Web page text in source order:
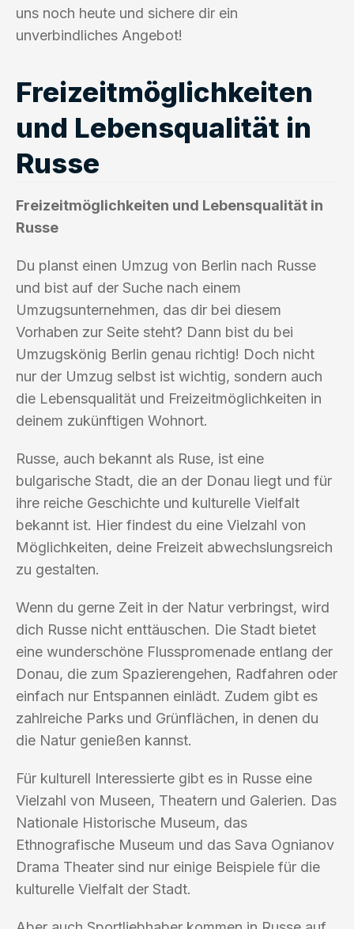
uns noch heute und sichere dir ein
unverbindliches Angebot!
Freizeitmöglichkeiten
und Lebensqualität in
Russe
Freizeitmöglichkeiten und Lebensqualität in
Russe
Du planst einen Umzug von Berlin nach Russe
und bist auf der Suche nach einem
Umzugsunternehmen, das dir bei diesem
Vorhaben zur Seite steht? Dann bist du bei
Umzugskönig Berlin genau richtig! Doch nicht
nur der Umzug selbst ist wichtig, sondern auch
die Lebensqualität und Freizeitmöglichkeiten in
deinem zukünftigen Wohnort.
Russe, auch bekannt als Ruse, ist eine
bulgarische Stadt, die an der Donau liegt und für
ihre reiche Geschichte und kulturelle Vielfalt
bekannt ist. Hier findest du eine Vielzahl von
Möglichkeiten, deine Freizeit abwechslungsreich
zu gestalten.
Wenn du gerne Zeit in der Natur verbringst, wird
dich Russe nicht enttäuschen. Die Stadt bietet
eine wunderschöne Flusspromenade entlang der
Donau, die zum Spazierengehen, Radfahren oder
einfach nur Entspannen einlädt. Zudem gibt es
zahlreiche Parks und Grünflächen, in denen du
die Natur genießen kannst.
Für kulturell Interessierte gibt es in Russe eine
Vielzahl von Museen, Theatern und Galerien. Das
Nationale Historische Museum, das
Ethnografische Museum und das Sava Ognianov
Drama Theater sind nur einige Beispiele für die
kulturelle Vielfalt der Stadt.